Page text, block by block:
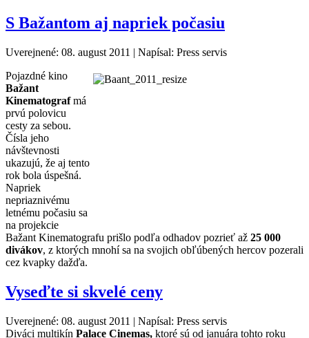
S Bažantom aj napriek počasiu
Uverejnené: 08. august 2011 | Napísal: Press servis
Pojazdné kino
Bažant
Kinematografmá
prvú polovicu
cesty za sebou.
Čísla jeho
návštevnosti
ukazujú, že aj tento
rok bola úspešná.
Napriek
nepriaznivému
letnému počasiu sa
na projekcie
Bažant Kinematografu prišlo podľa odhadov pozrieť až 25 000
divákov, z ktorých mnohí sa na svojich obľúbených hercov pozerali
cez kvapky dažďa.
Vyseďte si skvelé ceny
Uverejnené: 08. august 2011 | Napísal: Press servis
Diváci multikín Palace Cinemas, ktoré sú od januára tohto roku